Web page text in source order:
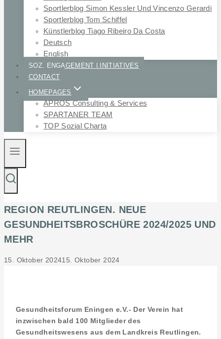
Sportlerblog Simon Kessler Und Vincenzo Gerardi
Sportlerblog Tom Schiffel
Künstlerblog Tiago Ribeiro Da Costa
Deutsch
English
SOZ. ENGAGEMENT | INITIATIVES
CONTACT
HOMEPAGES
APROS Consulting & Services
SPARTANER TEAM
TOP Sozial Charta
REGION REUTLINGEN. NEUE
GESUNDHEITSBROSCHÜRE 2024/2025 UND
MEHR
15. Oktober 202415. Oktober 2024
Gesundheitsforum Eningen e.V.- Der Verein hat
inzwischen bald 100 Mitglieder des
Gesundheitswesens aus dem Landkreis Reutlingen.